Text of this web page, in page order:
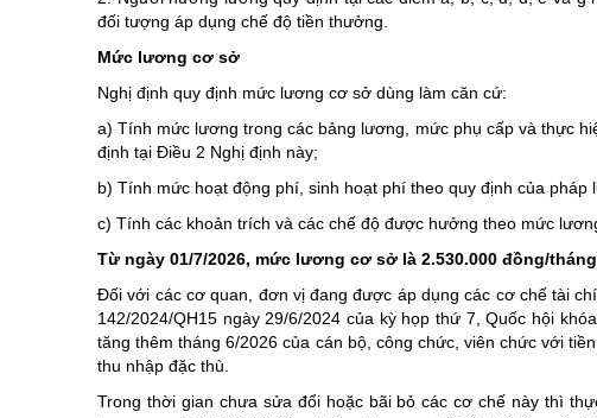
đối tượng áp dụng chế độ tiền thưởng.
Mức lương cơ sở
Nghị định quy định mức lương cơ sở dùng làm căn cứ:
a) Tính mức lương trong các bảng lương, mức phụ cấp và thực
định tại Điều 2 Nghị định này;
b) Tính mức hoạt động phí, sinh hoạt phí theo quy định của pháp
c) Tính các khoản trích và các chế độ được hưởng theo mức
Từ ngày 01/7/2026, mức lương cơ sở là 2.530.000 đồng/
Đối với các cơ quan, đơn vị đang được áp dụng các cơ chế tài
142/2024/QH15 ngày 29/6/2024 của kỳ họp thứ 7, Quốc hội
tăng thêm tháng 6/2026 của cán bộ, công chức, viên chức với
thu nhập đặc thù.
Trong thời gian chưa sửa đổi hoặc bãi bỏ các cơ chế này thì